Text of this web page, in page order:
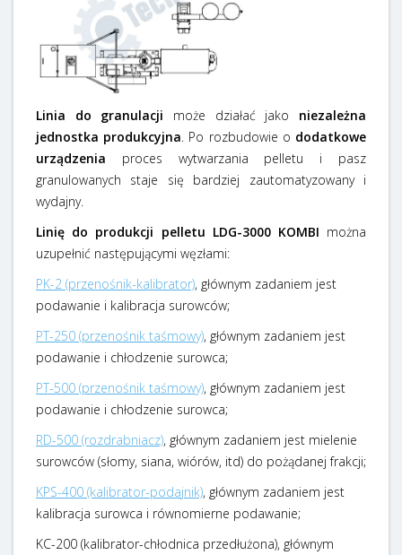
Linia do granulacji może działać jako niezależna
jednostka produkcyjna . Po rozbudowie o dodatkowe
urządzenia proces wytwarzania pelletu i pasz
granulowanych staje się bardziej zautomatyzowany i
wydajny.
Linię do produkcji pelletu LDG-3000 KOMBI można
uzupełnić następującymi węzłami:
PK-2 (przenośnik-kalibrator), głównym zadaniem jest
podawanie i kalibracja surowców;
PT-250 (przenośnik taśmowy), głównym zadaniem jest
podawanie i chłodzenie surowca;
PT-500 (przenośnik taśmowy), głównym zadaniem jest
podawanie i chłodzenie surowca;
RD-500 (rozdrabniacz), głównym zadaniem jest mielenie
surowców (słomy, siana, wiórów, itd) do pożądanej frakcji;
KPS-400 (kalibrator-podajnik), głównym zadaniem jest
kalibracja surowca i równomierne podawanie;
KC-200 (kalibrator-chłodnica przedłużona), głównym